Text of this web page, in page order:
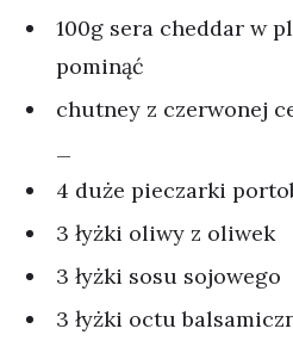
100g sera cheddar w
pominąć
chutney z czerwonej
4 duże pieczarki
3 łyżki oliwy z oliwek
3 łyżki sosu sojowego
3 łyżki octu